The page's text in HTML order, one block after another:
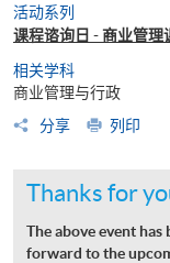
活动系列
课程谘询日 - 商业管理
相关学科
商业管理与行政
分享
列印
Thanks for
The above event
forward to the